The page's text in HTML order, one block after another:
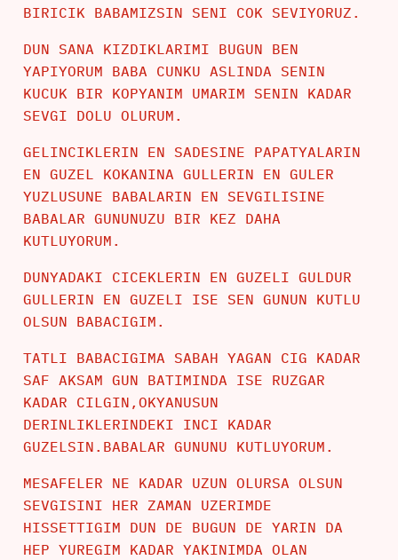
BIRICIK BABAMIZSIN SENI COK SEVIYORUZ.
DUN SANA KIZDIKLARIMI BUGUN BEN
YAPIYORUM BABA CUNKU ASLINDA SENIN
KUCUK BIR KOPYANIM UMARIM SENIN KADAR
SEVGI DOLU OLURUM.
GELINCIKLERIN EN SADESINE PAPATYALARIN
EN GUZEL KOKANINA GULLERIN EN GULER
YUZLUSUNE BABALARIN EN SEVGILISINE
BABALAR GUNUNUZU BIR KEZ DAHA
KUTLUYORUM.
DUNYADAKI CICEKLERIN EN GUZELI GULDUR
GULLERIN EN GUZELI ISE SEN GUNUN KUTLU
OLSUN BABACIGIM.
TATLI BABACIGIMA SABAH YAGAN CIG KADAR
SAF AKSAM GUN BATIMINDA ISE RUZGAR
KADAR CILGIN,OKYANUSUN
DERINLIKLERINDEKI INCI KADAR
GUZELSIN.BABALAR GUNUNU KUTLUYORUM.
MESAFELER NE KADAR UZUN OLURSA OLSUN
SEVGISINI HER ZAMAN UZERIMDE
HISSETTIGIM DUN DE BUGUN DE YARIN DA
HEP YUREGIM KADAR YAKINIMDA OLAN